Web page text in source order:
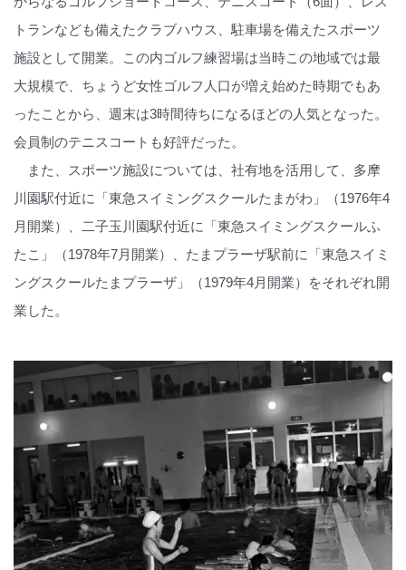
トランなども備えたクラブハウス、駐車場を備えたスポーツ
施設として開業。この内ゴルフ練習場は当時この地域では最
大規模で、ちょうど女性ゴルフ人口が増え始めた時期でもあ
ったことから、週末は3時間待ちになるほどの人気となった。
会員制のテニスコートも好評だった。
また、スポーツ施設については、社有地を活用して、多摩
川園駅付近に「東急スイミングスクールたまがわ」（1976年4
月開業）、二子玉川園駅付近に「東急スイミングスクールふ
たこ」（1978年7月開業）、たまプラーザ駅前に「東急スイミ
ングスクールたまプラーザ」（1979年4月開業）をそれぞれ開
業した。